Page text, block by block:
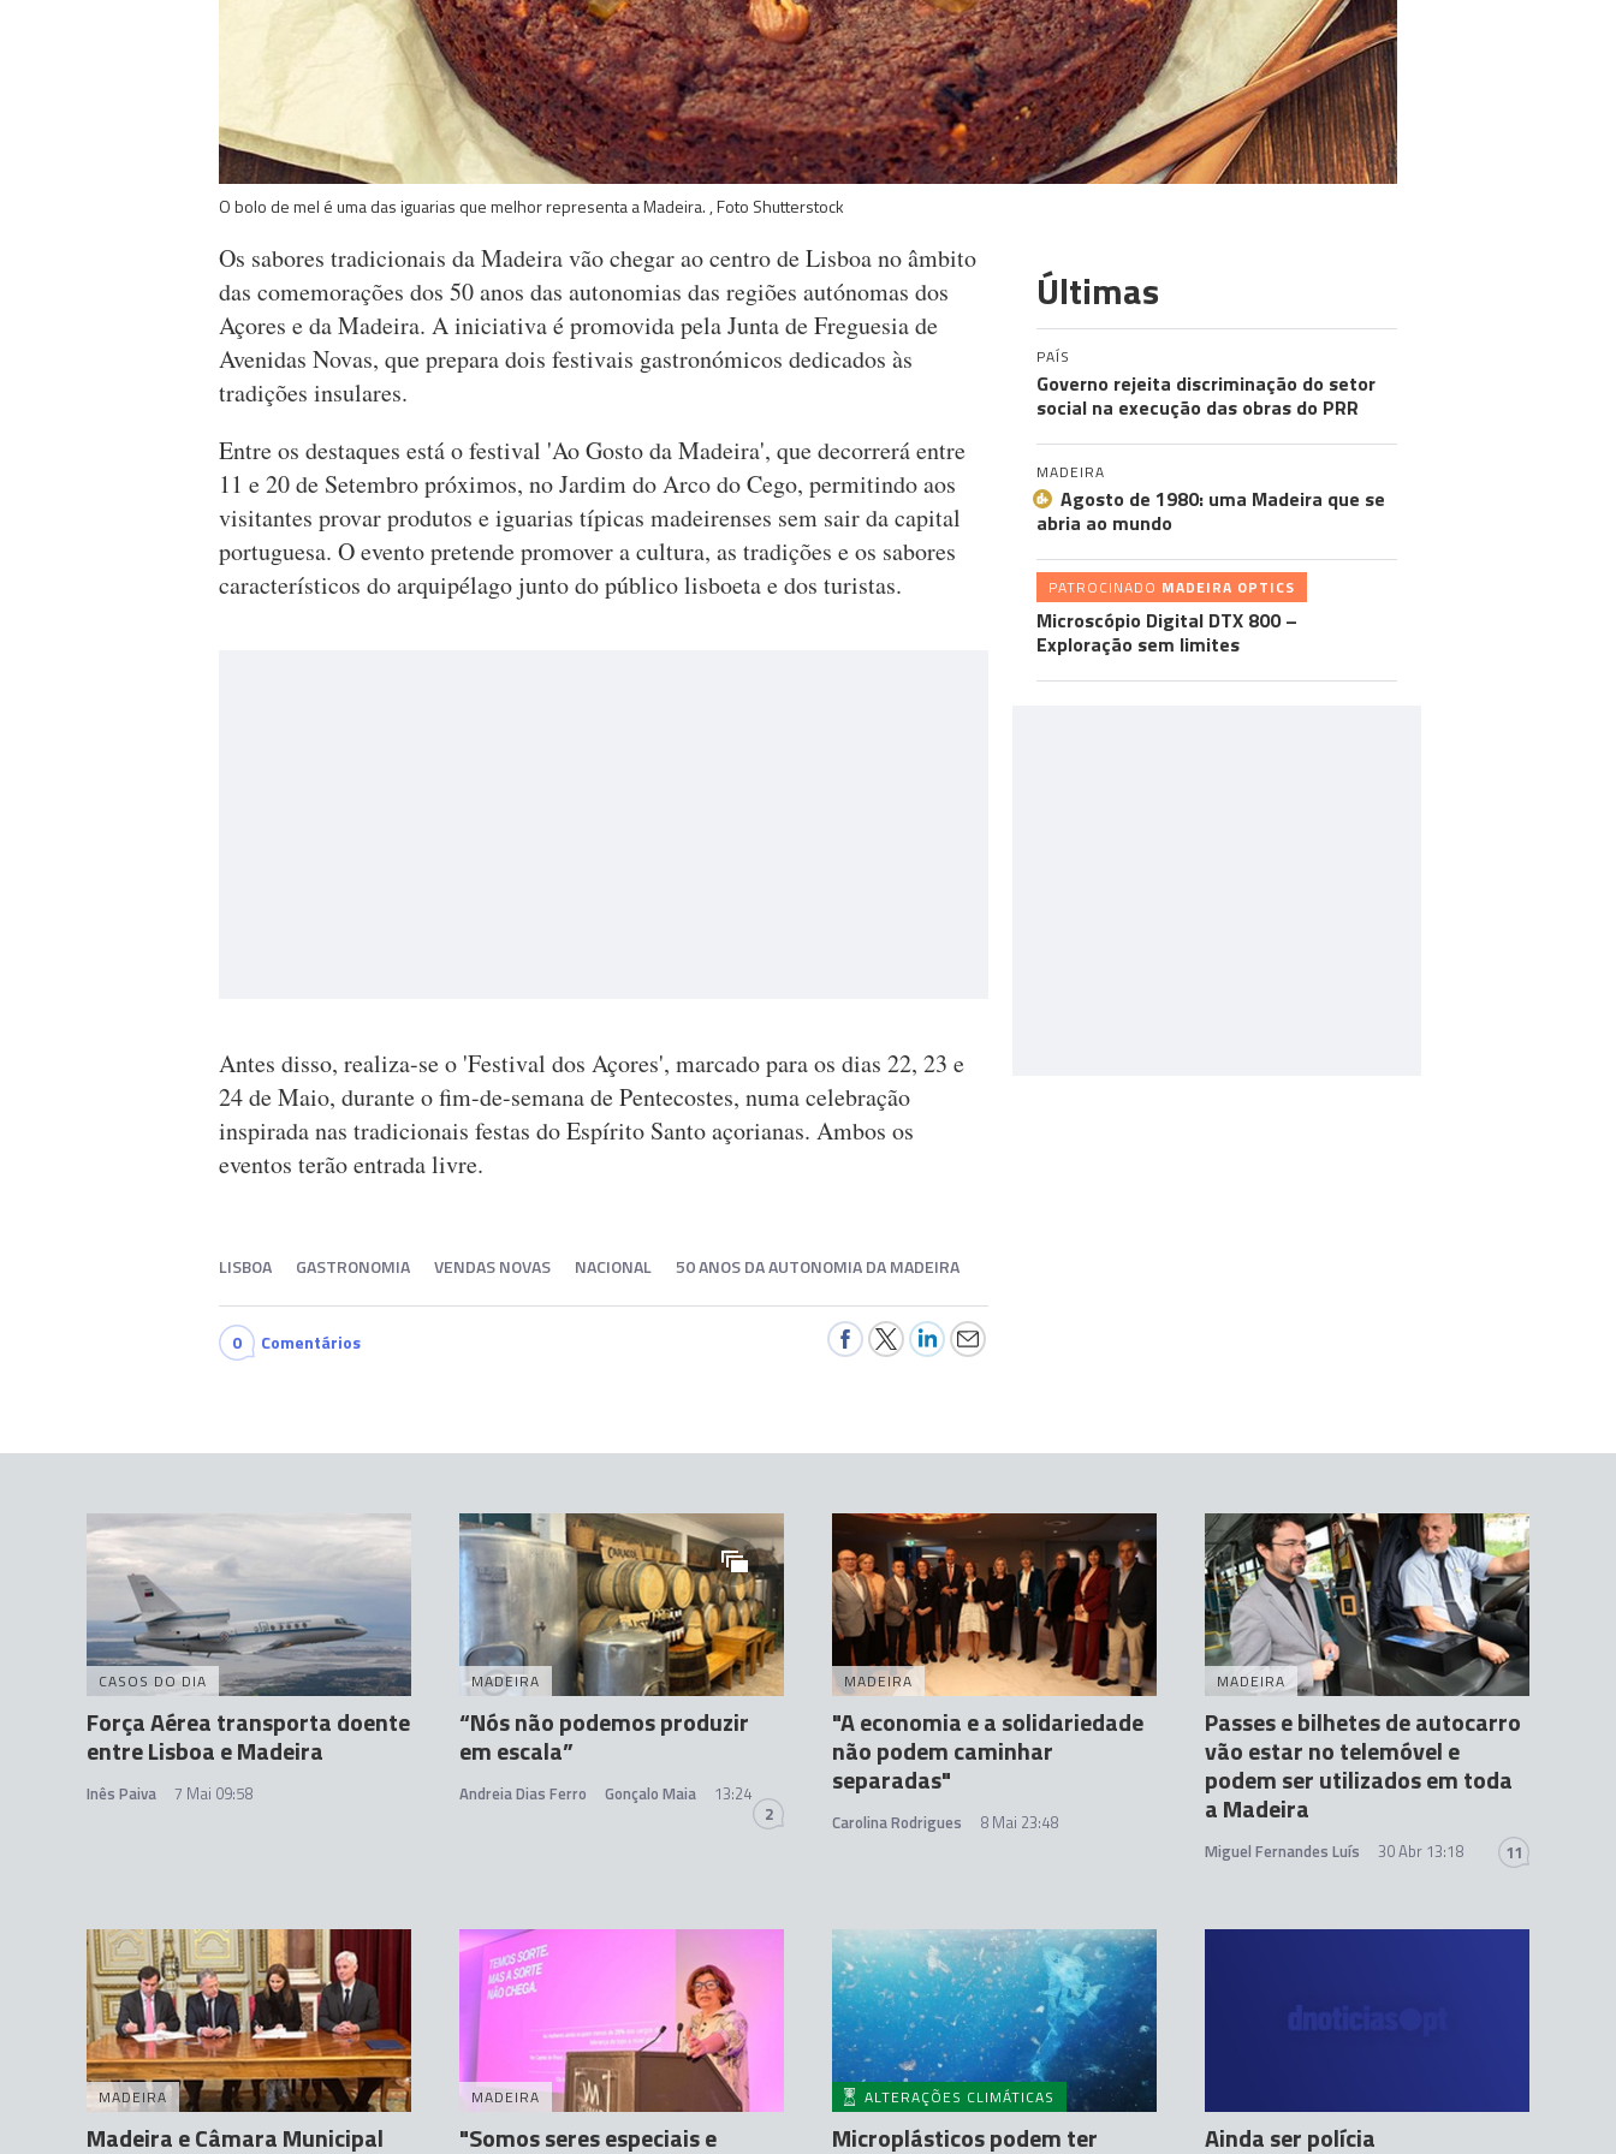
O bolo de mel é uma das iguarias que melhor representa a Madeira. , Foto Shutterstock
Os sabores tradicionais da Madeira vão chegar ao centro de Lisboa no âmbito
das comemorações dos 50 anos das autonomias das regiões autónomas dos
Açores e da Madeira. A iniciativa é promovida pela Junta de Freguesia de
Avenidas Novas, que prepara dois festivais gastronómicos dedicados às
tradições insulares.
Entre os destaques está o festival 'Ao Gosto da Madeira', que decorrerá entre
11 e 20 de Setembro próximos, no Jardim do Arco do Cego, permitindo aos
visitantes provar produtos e iguarias típicas madeirenses sem sair da capital
portuguesa. O evento pretende promover a cultura, as tradições e os sabores
característicos do arquipélago junto do público lisboeta e dos turistas.
Antes disso, realiza-se o 'Festival dos Açores', marcado para os dias 22, 23 e
24 de Maio, durante o fim-de-semana de Pentecostes, numa celebração
inspirada nas tradicionais festas do Espírito Santo açorianas. Ambos os
eventos terão entrada livre.
LISBOA GASTRONOMIA VENDAS NOVAS NACIONAL 50 ANOS DA AUTONOMIA DA MADEIRA
0 Comentários
Últimas
PAÍS
Governo rejeita discriminação do setor
social na execução das obras do PRR
MADEIRA
Agosto de 1980: uma Madeira que se
abria ao mundo
PATROCINADO MADEIRA OPTICS
Microscópio Digital DTX 800 –
Exploração sem limites
CASOS DO DIA
Força Aérea transporta doente
entre Lisboa e Madeira
Inês Paiva 7 Mai 09:58
MADEIRA
“Nós não podemos produzir
em escala”
Andreia Dias Ferro Gonçalo Maia
13:24
2
MADEIRA
"A economia e a solidariedade
não podem caminhar
separadas"
Carolina Rodrigues 8 Mai 23:48
MADEIRA
Passes e bilhetes de autocarro
vão estar no telemóvel e
podem ser utilizados em toda
a Madeira
Miguel Fernandes Luís 30 Abr 13:18 11
MADEIRA
Madeira e Câmara Municipal
MADEIRA
"Somos seres especiais e
ALTERAÇÕES CLIMÁTICAS
Microplásticos podem ter Ainda ser polícia